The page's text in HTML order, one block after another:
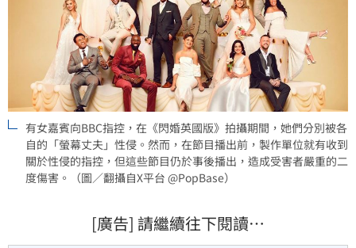
有女嘉賓向BBC指控，在《閃婚英國版》拍攝期間，她們分別被各
自的「螢幕丈夫」性侵。然而，在節目播出前，製作單位就有收到
關於性侵的指控，但這些節目仍於事後播出，造成受害者嚴重的二
度傷害。（圖／翻攝自X平台 @PopBase）
[廣告] 請繼續往下閱讀…